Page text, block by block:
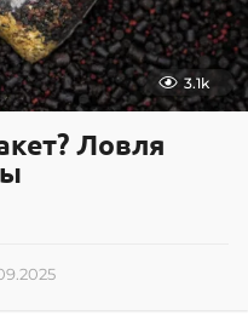
3.1k
Ловля